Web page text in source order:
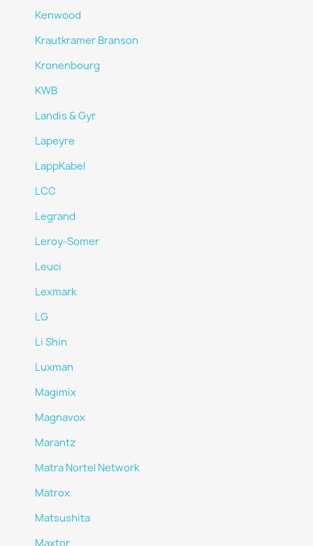
Kenwood
Krautkramer Branson
Kronenbourg
KWB
Landis & Gyr
Lapeyre
LappKabel
LCC
Legrand
Leroy-Somer
Leuci
Lexmark
LG
Li Shin
Luxman
Magimix
Magnavox
Marantz
Matra Nortel Network
Matrox
Matsushita
Maxtor